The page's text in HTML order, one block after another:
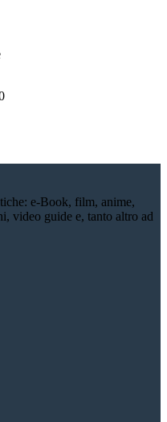
e-Book, film, anime,
video guide e, tanto altro ad